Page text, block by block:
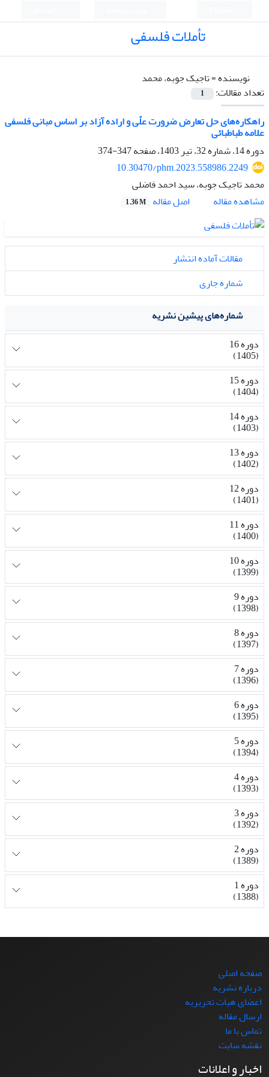
تأملات فلسفی
نویسنده =تاجیک جوبه، محمد
تعداد مقالات:
1
راهکاره‌های حل تعارض ضرورت علّی و اراده آزاد بر اساس مبانی فلسفی
علامه طباطبائی
دوره 14، شماره 32، تیر 1403، صفحه
347-374
10.30470/phm.2023.558986.2249
محمد تاجیک جوبه، سید احمد فاضلی
مشاهده مقاله
اصل مقاله 1.36 M
مقالات آماده انتشار
شماره جاری
شماره‌های پیشین نشریه
دوره 16
(1405)
دوره 15
(1404)
دوره 14
(1403)
دوره 13
(1402)
دوره 12
(1401)
دوره 11
(1400)
دوره 10
(1399)
دوره 9
(1398)
دوره 8
(1397)
دوره 7
(1396)
دوره 6
(1395)
دوره 5
(1394)
دوره 4
(1393)
دوره 3
(1392)
دوره 2
(1389)
دوره 1
(1388)
صفحه اصلی
درباره نشریه
اعضای هیات تحریریه
ارسال مقاله
تماس با ما
نقشه سایت
اخبار و اعلانات